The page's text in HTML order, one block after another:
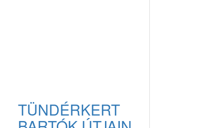
TÜNDÉRKERT